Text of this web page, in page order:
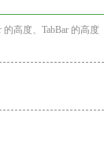
的高度、TabBar 的高度